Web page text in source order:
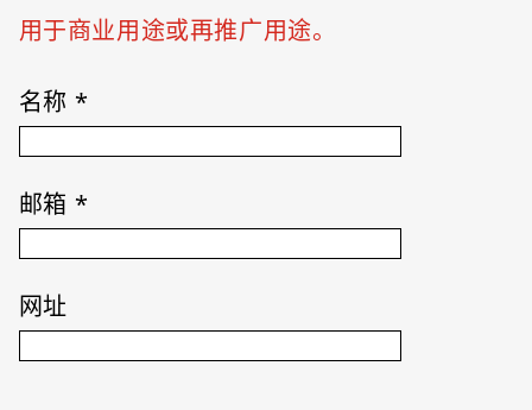
用于商业用途或再推广用途。
名称 *
邮箱 *
网址